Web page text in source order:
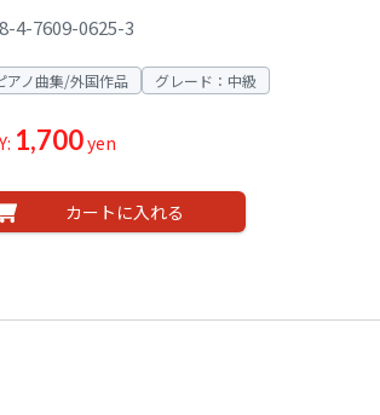
4-7609-0625-3
アノ曲集/外国作品 グレード：中級
1,700yen
カートに入れる